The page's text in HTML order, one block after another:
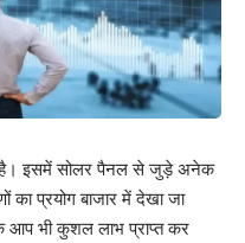
है। इसमें सोलर पैनल से जुड़े अनेक
का प्रयोग बाजार में देखा जा
भी कुशल लाभ प्राप्त कर